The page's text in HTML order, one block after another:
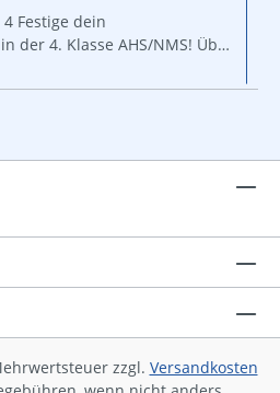
Festige dein
der 4. Klasse AHS/NMS! Üb…
zzgl. Versandkosten